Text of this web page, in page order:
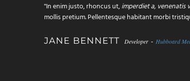
"In enim justo, rhoncus ut,imperdiet a, venenatis
mollis pretium. Pellentesque habitant morbi
JANE BENNETT Developer - Hubboard